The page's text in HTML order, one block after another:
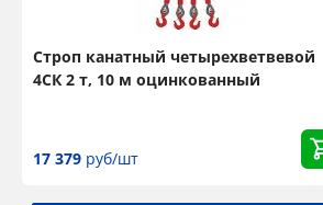
Строп канатный четырехветвевой
4СК 2 т, 10 м оцинкованный
17 379 руб/шт